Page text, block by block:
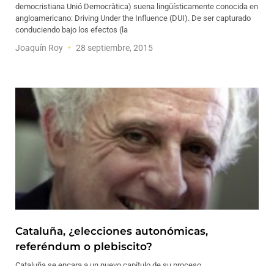
democristiana Unió Democràtica) suena lingüísticamente conocida en
angloamericano: Driving Under the Influence (DUI). De ser capturado
conduciendo bajo los efectos (la
Joaquín Roy 28 septiembre, 2015
Cataluña, ¿elecciones autonómicas,
referéndum o plebiscito?